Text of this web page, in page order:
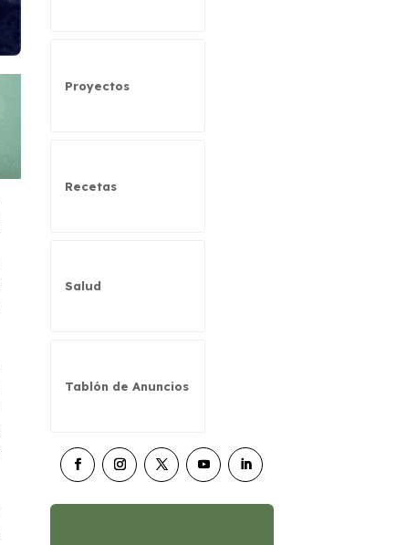
Proyectos
Recetas
Salud
Tablón de Anuncios